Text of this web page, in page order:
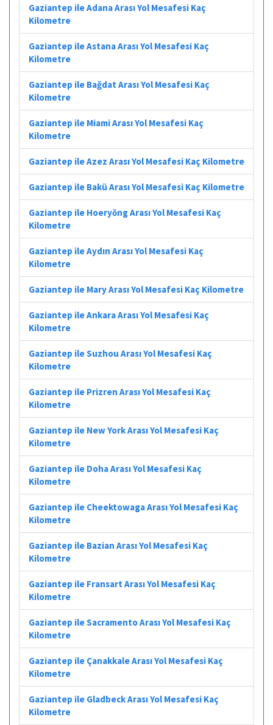
Gaziantep ile Adana Arası Yol Mesafesi Kaç
Kilometre
Gaziantep ile Astana Arası Yol Mesafesi Kaç
Kilometre
Gaziantep ile Bağdat Arası Yol Mesafesi Kaç
Kilometre
Gaziantep ile Miami Arası Yol Mesafesi Kaç
Kilometre
Gaziantep ile Azez Arası Yol Mesafesi Kaç Kilometre
Gaziantep ile Bakü Arası Yol Mesafesi Kaç Kilometre
Gaziantep ile Hoeryŏng Arası Yol Mesafesi Kaç
Kilometre
Gaziantep ile Aydın Arası Yol Mesafesi Kaç
Kilometre
Gaziantep ile Mary Arası Yol Mesafesi Kaç Kilometre
Gaziantep ile Ankara Arası Yol Mesafesi Kaç
Kilometre
Gaziantep ile Suzhou Arası Yol Mesafesi Kaç
Kilometre
Gaziantep ile Prizren Arası Yol Mesafesi Kaç
Kilometre
Gaziantep ile New York Arası Yol Mesafesi Kaç
Kilometre
Gaziantep ile Doha Arası Yol Mesafesi Kaç
Kilometre
Gaziantep ile Cheektowaga Arası Yol Mesafesi Kaç
Kilometre
Gaziantep ile Bazian Arası Yol Mesafesi Kaç
Kilometre
Gaziantep ile Fransart Arası Yol Mesafesi Kaç
Kilometre
Gaziantep ile Sacramento Arası Yol Mesafesi Kaç
Kilometre
Gaziantep ile Çanakkale Arası Yol Mesafesi Kaç
Kilometre
Gaziantep ile Gladbeck Arası Yol Mesafesi Kaç
Kilometre